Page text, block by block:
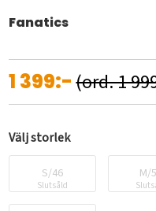
Fanatics
1 399:-(ord. 1
Välj storlek
S/46
Slutsåld
M/